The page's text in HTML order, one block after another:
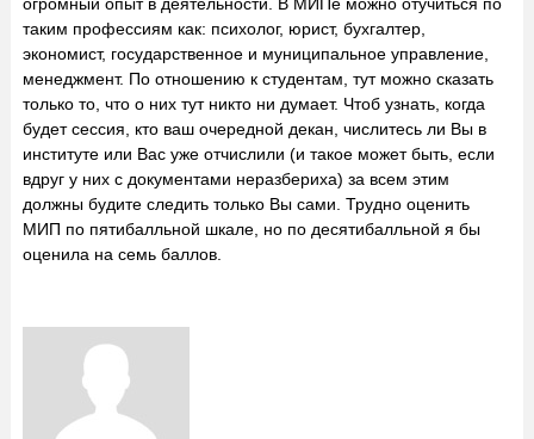
таким профессиям как: психолог, юрист, бухгалтер,
экономист, государственное и муниципальное управление,
менеджмент. По отношению к студентам, тут можно сказать
только то, что о них тут никто ни думает. Чтоб узнать, когда
будет сессия, кто ваш очередной декан, числитесь ли Вы в
институте или Вас уже отчислили (и такое может быть, если
вдруг у них с документами неразбериха) за всем этим
должны будите следить только Вы сами. Трудно оценить
МИП по пятибалльной шкале, но по десятибалльной я бы
оценила на семь баллов.